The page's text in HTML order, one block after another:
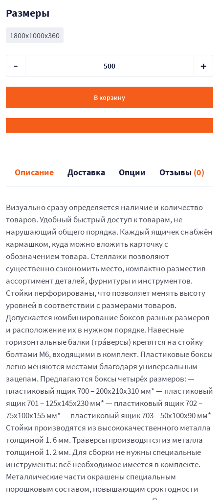
Размеры
1800x1000x360
В корзину
Описание Доставка Опции Отзывы (0)
Визуально сразу определяется наличие и количество
товаров. Удобный быстрый доступ к товарам, не
нарушающий общего порядка. Каждый ящичек снабжён
кармашком, куда можно вложить карточку с
обозначением товара. Стеллажи позволяют
существенно сэкономить место, компактно разместив
ассортимент деталей, фурнитуры и инструментов.
Стойки перфорированы, что позволяет менять высоту
уровней в соответствии с размерами товаров.
Допускается комбинирование боксов разных размеров
и расположение их в нужном порядке. Навесные
горизонтальные балки (тра́версы) крепятся на стойку
болтами М6, входящими в комплект. Пластиковые боксы
легко меняются местами благодаря универсальным
зацепам. Предлагаются боксы четырёх размеров: —
пластиковый ящик 700 – 200x210x310 мм* — пластиковый
ящик 701 – 125x145x230 мм* — пластиковый ящик 702 –
75x100x155 мм* — пластиковый ящик 703 – 50x100x90 мм*
Стойки производятся из высококачественного металла
толщиной 1. 6 мм. Траверсы производятся из металла
толщиной 1. 2 мм. Для сборки не нужны специальные
инструменты: всё необходимое имеется в комплекте.
Металлические части окрашены специальным
порошковым составом, повышающим срок годности